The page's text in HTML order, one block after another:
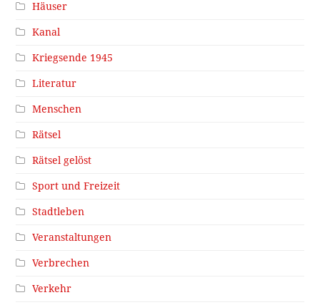
Häuser
Kanal
Kriegsende 1945
Literatur
Menschen
Rätsel
Rätsel gelöst
Sport und Freizeit
Stadtleben
Veranstaltungen
Verbrechen
Verkehr